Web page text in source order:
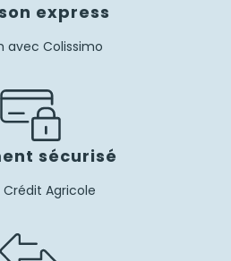
express
avec Colissimo
sécurisé
Crédit Agricole